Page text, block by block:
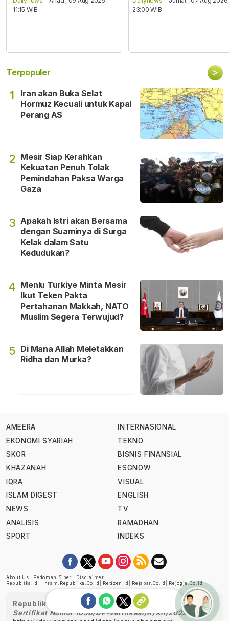
11:15 WIB
23:00 WIB
Terpopuler >
1
Iran akan Buka Selat
Hormuz Kecuali untuk Kapal
Perang AS
2 Mesir Siap Kerahkan
Kekuatan Penuh Tolak
Pemindahan Paksa Warga
Gaza
3 Apakah Istri akan Bersama
dengan Suaminya di Surga
Kelak dalam Satu
Kedudukan?
4 Menlu Turkiye Minta Mesir
Ikut Teken Pakta
Pertahanan Makkah, NATO
Muslim Segera Terwujud?
5 Di Mana Allah Meletakkan
Ridha dan Murka?
AMEERA
EKONOMI SYARIAH
SKOR
KHAZANAH
IQRA
ISLAM DIGEST
NEWS
ANALISIS
SPORT
INTERNASIONAL
TEKNO
BISNIS FINANSIAL
ESGNOW
VISUAL
ENGLISH
TV
RAMADHAN
INDEKS
About Us Pedoman Siber
Disclaimer
Republika.id
Ihram.republika.co.id Retizen.id Rejabar.co.id Rejogja.co.id |
Republika telah diverifikasi oleh Dewan Pers
Sertifikat Nomor 1058/DP-Verifikasi/K/XII/2022